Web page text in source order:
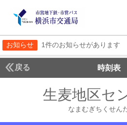
お知らせ 1件のお知らせがあります
戻る 時刻表
生麦地区セ
なまむぎちくせん